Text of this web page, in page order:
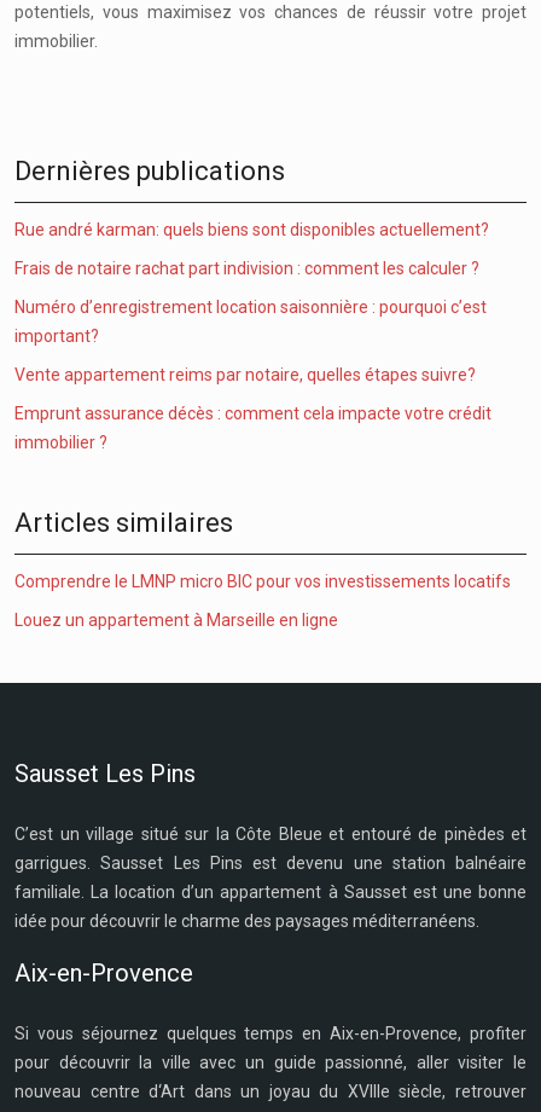
potentiels, vous maximisez vos chances de réussir votre projet
immobilier.
Dernières publications
Rue andré karman: quels biens sont disponibles actuellement?
Frais de notaire rachat part indivision : comment les calculer ?
Numéro d’enregistrement location saisonnière : pourquoi c’est
important?
Vente appartement reims par notaire, quelles étapes suivre?
Emprunt assurance décès : comment cela impacte votre crédit
immobilier ?
Articles similaires
Comprendre le LMNP micro BIC pour vos investissements locatifs
Louez un appartement à Marseille en ligne
Sausset Les Pins
C’est un village situé sur la Côte Bleue et entouré de pinèdes et
garrigues. Sausset Les Pins est devenu une station balnéaire
familiale. La location d’un appartement à Sausset est une bonne
idée pour découvrir le charme des paysages méditerranéens.
Aix-en-Provence
Si vous séjournez quelques temps en Aix-en-Provence, profiter
pour découvrir la ville avec un guide passionné, aller visiter le
nouveau centre d‘Art dans un joyau du XVIIIe siècle, retrouver